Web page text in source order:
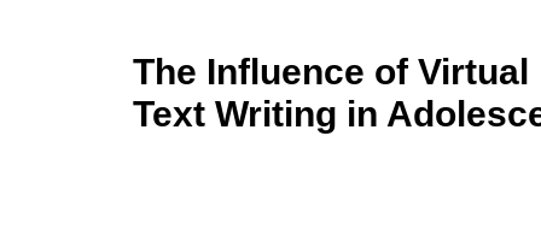
The Influence of
Text Writing in